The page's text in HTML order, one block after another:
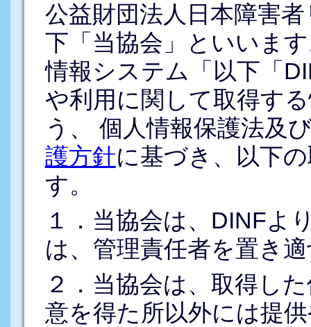
公益財団法人日本障害
下「当協会」といいま
情報システム「以下「
や利用に関して取得す
う、 個人情報保護法及
護方針に基づき、以下
す。
１．当協会は、DINFよ
は、管理責任者を置き
２．当協会は、取得し
意を得た所以外には提